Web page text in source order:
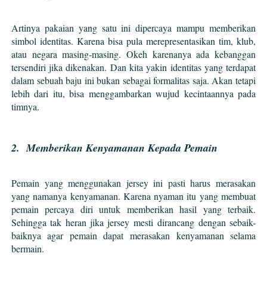
Artinya pakaian yang satu ini dipercaya mampu memberikan
simbol identitas. Karena bisa pula merepresentasikan tim, klub,
atau negara masing-masing. Okeh karenanya ada kebanggan
tersendiri jika dikenakan. Dan kita yakin identitas yang terdapat
dalam sebuah baju ini bukan sebagai formalitas saja. Akan tetapi
lebih dari itu, bisa menggambarkan wujud kecintaannya pada
timnya.
2. Memberikan Kenyamanan Kepada Pemain
Pemain yang menggunakan jersey ini pasti harus merasakan
yang namanya kenyamanan. Karena nyaman itu yang membuat
pemain percaya diri untuk memberikan hasil yang terbaik.
Sehingga tak heran jika jersey mesti dirancang dengan sebaik-
baiknya agar pemain dapat merasakan kenyamanan selama
bermain.